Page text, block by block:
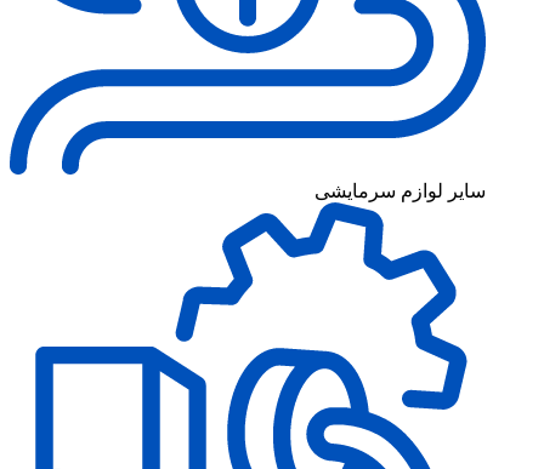
سایر لوازم سرمایشی